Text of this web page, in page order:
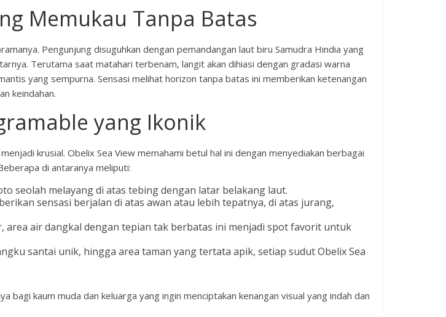
Memukau Tanpa Batas
Pengunjung disuguhkan dengan pemandangan laut biru Samudra Hindia yang
Terutama saat matahari terbenam, langit akan dihiasi dengan gradasi warna
yang sempurna. Sensasi melihat horizon tanpa batas ini memberikan ketenangan
keindahan.
yang Ikonik
krusial. Obelix Sea View memahami betul hal ini dengan menyediakan berbagai
di antaranya meliputi:
seolah melayang di atas tebing dengan latar belakang laut.
sensasi berjalan di atas awan atau lebih tepatnya, di atas jurang,
area air dangkal dengan tepian tak berbatas ini menjadi spot favorit untuk
santai unik, hingga area taman yang tertata apik, setiap sudut Obelix Sea
bagi kaum muda dan keluarga yang ingin menciptakan kenangan visual yang indah dan